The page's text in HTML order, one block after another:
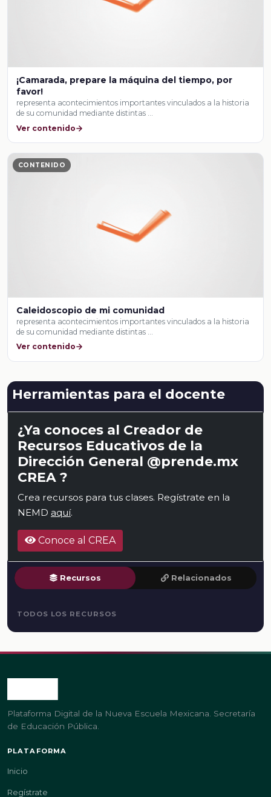
¡Camarada, prepare la máquina del tiempo, por
favor!
representa acontecimientos importantes vinculados a la historia
de su comunidad mediante distintas …
Ver contenido
CONTENIDO
Caleidoscopio de mi comunidad
representa acontecimientos importantes vinculados a la historia
de su comunidad mediante distintas …
Ver contenido
Herramientas para el docente
¿Ya conoces al Creador de
Recursos Educativos de la
Dirección General @prende.mx
CREA ?
Crea recursos para tus clases. Regístrate en la
NEMD aquí.
Conoce al CREA
Recursos Relacionados
TODOS LOS RECURSOS
Plataforma Digital de la Nueva Escuela Mexicana. Secretaría
de Educación Pública.
PLATAFORMA
Inicio
Regístrate